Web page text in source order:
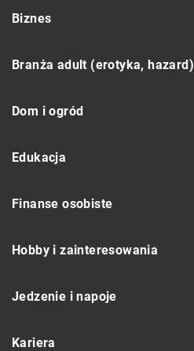
Biznes
Branża adult (erotyka, hazard)
Dom i ogród
Edukacja
Finanse osobiste
Hobby i zainteresowania
Jedzenie i napoje
Kariera